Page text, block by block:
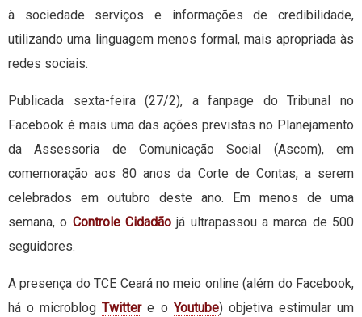
à sociedade serviços e informações de credibilidade,
utilizando uma linguagem menos formal, mais apropriada às
redes sociais.
Publicada sexta-feira (27/2), a fanpage do Tribunal no
Facebook é mais uma das ações previstas no Planejamento
da Assessoria de Comunicação Social (Ascom), em
comemoração aos 80 anos da Corte de Contas, a serem
celebrados em outubro deste ano. Em menos de uma
semana, o Controle Cidadão já ultrapassou a marca de 500
seguidores.
A presença do TCE Ceará no meio online (além do Facebook,
há o microblogTwittere o Youtube) objetiva estimular um